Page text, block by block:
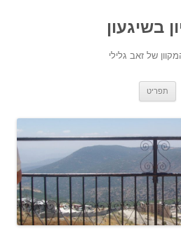
בשיגעון
של זאב גלילי
תפריט